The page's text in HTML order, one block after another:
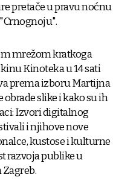
pretače u pravu noćnu
mrežom kratkoga
Kinoteka u 14 sati
prema izboru Martijna
slike i kako su ih
Izvori digitalnog
i njihove nove
kustose i kulturne
razvoja publike u